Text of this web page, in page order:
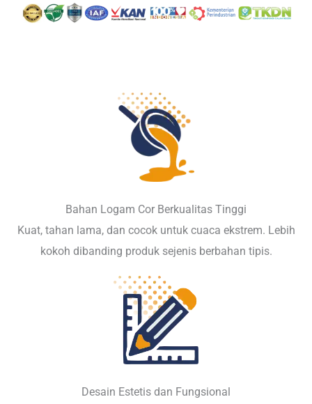
Bahan Logam Cor Berkualitas Tinggi
Kuat, tahan lama, dan cocok untuk cuaca ekstrem. Lebih
kokoh dibanding produk sejenis berbahan tipis.
Desain Estetis dan Fungsional